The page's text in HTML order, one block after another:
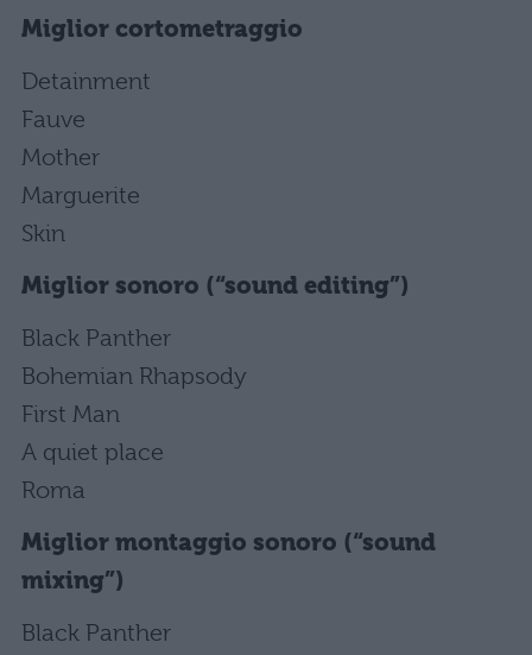
Miglior cortometraggio
Detainment
Fauve
Mother
Marguerite
Skin
Miglior sonoro (“sound editing”)
Black Panther
Bohemian Rhapsody
First Man
A quiet place
Roma
Miglior montaggio sonoro (“sound
mixing”)
Black Panther